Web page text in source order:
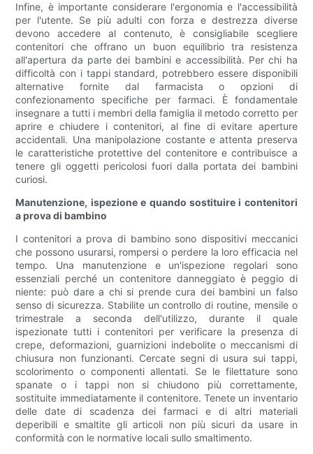
Infine, è importante considerare l'ergonomia e l'accessibilità
per l'utente. Se più adulti con forza e destrezza diverse
devono accedere al contenuto, è consigliabile scegliere
contenitori che offrano un buon equilibrio tra resistenza
all'apertura da parte dei bambini e accessibilità. Per chi ha
difficoltà con i tappi standard, potrebbero essere disponibili
alternative fornite dal farmacista o opzioni di
confezionamento specifiche per farmaci. È fondamentale
insegnare a tutti i membri della famiglia il metodo corretto per
aprire e chiudere i contenitori, al fine di evitare aperture
accidentali. Una manipolazione costante e attenta preserva
le caratteristiche protettive del contenitore e contribuisce a
tenere gli oggetti pericolosi fuori dalla portata dei bambini
curiosi.
Manutenzione, ispezione e quando sostituire i contenitori
a prova di bambino
I contenitori a prova di bambino sono dispositivi meccanici
che possono usurarsi, rompersi o perdere la loro efficacia nel
tempo. Una manutenzione e un'ispezione regolari sono
essenziali perché un contenitore danneggiato è peggio di
niente: può dare a chi si prende cura dei bambini un falso
senso di sicurezza. Stabilite un controllo di routine, mensile o
trimestrale a seconda dell'utilizzo, durante il quale
ispezionate tutti i contenitori per verificare la presenza di
crepe, deformazioni, guarnizioni indebolite o meccanismi di
chiusura non funzionanti. Cercate segni di usura sui tappi,
scolorimento o componenti allentati. Se le filettature sono
spanate o i tappi non si chiudono più correttamente,
sostituite immediatamente il contenitore. Tenete un inventario
delle date di scadenza dei farmaci e di altri materiali
deperibili e smaltite gli articoli non più sicuri da usare in
conformità con le normative locali sullo smaltimento.